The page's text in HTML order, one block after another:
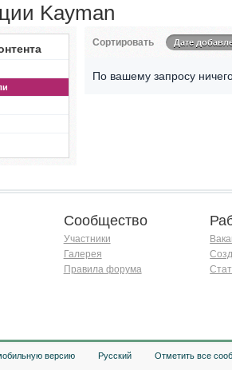
Kayman
Сортировать Дате
По вашему запросу
Сообщество
Участники
Галерея
Правила форума
версию Русский Отметить все